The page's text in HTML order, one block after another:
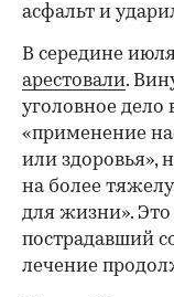
асфальт и
В середине
арестовали.
уголовное дело
«применение
или здоровья»,
на более
для жизни». Это
пострадавший
лечение